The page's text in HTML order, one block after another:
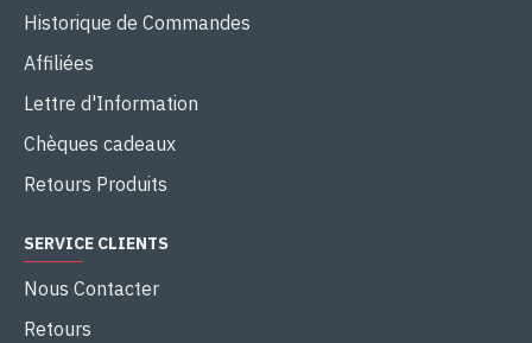
Historique de Commandes
Affiliées
Lettre d'Information
Chèques cadeaux
Retours Produits
SERVICE CLIENTS
Nous Contacter
Retours